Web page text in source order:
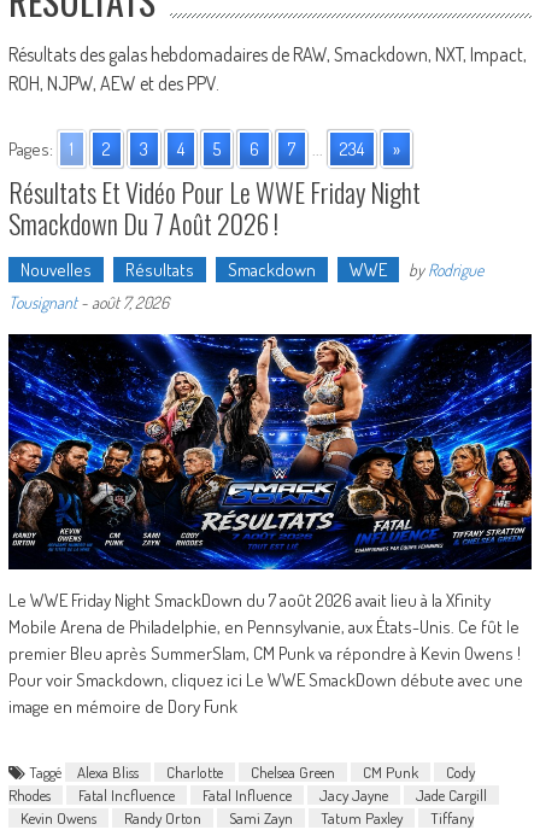
Résultats des galas hebdomadaires de RAW, Smackdown, NXT, Impact,
ROH, NJPW, AEW et des PPV.
Pages: 1 2 3 4 5 6 7 ... 234 »
Résultats Et Vidéo Pour Le WWE Friday Night
Smackdown Du 7 Août 2026 !
Nouvelles Résultats Smackdown WWE byRodrigue
Tousignant- août 7, 2026
Le WWE Friday Night SmackDown du 7 août 2026 avait lieu à la Xfinity
Mobile Arena de Philadelphie, en Pennsylvanie, aux États-Unis. Ce fût le
premier Bleu après SummerSlam, CM Punk va répondre à Kevin Owens !
Pour voir Smackdown, cliquez ici Le WWE SmackDown débute avec une
image en mémoire de Dory Funk
Taggé Alexa Bliss Charlotte Chelsea Green CM Punk
Cody
Rhodes
Fatal Incfluence Fatal Influence Jacy Jayne
Jade Cargill
Kevin Owens
Randy Orton Sami Zayn Tatum Paxley
Tiffany